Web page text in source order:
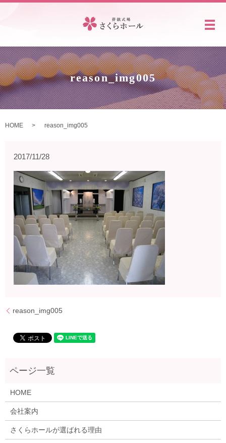
メ
reason_img005
HOME reason_img005
2017/11/28
reason_img005
HOME
会社案内
さくらホールが選ばれる理由